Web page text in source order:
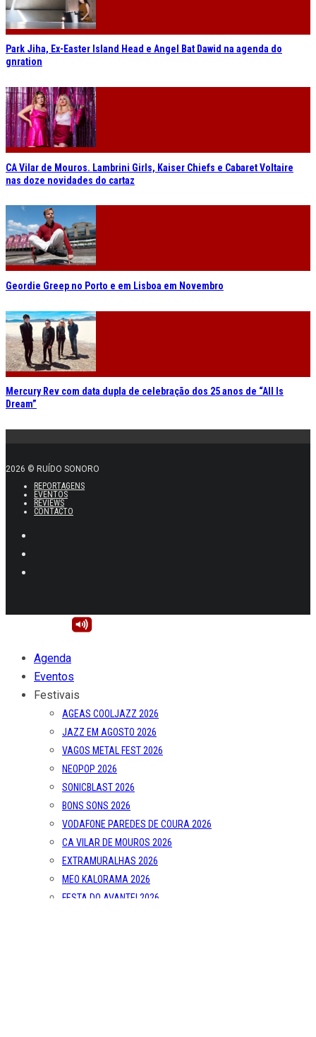
Park Jiha, Ex-Easter Island Head e Angel Bat Dawid na agenda do
gnration
CA Vilar de Mouros. Lambrini Girls, Kaiser Chiefs e Cabaret Voltaire
nas doze novidades do cartaz
Geordie Greep no Porto e em Lisboa em Novembro
Mercury Rev com data dupla de celebração dos 25 anos de “All Is
Dream”
2026 © RUÍDO SONORO
REPORTAGENS
EVENTOS
REVIEWS
CONTACTO
Agenda
Eventos
Festivais
AGEAS COOLJAZZ 2026
JAZZ EM AGOSTO 2026
VAGOS METAL FEST 2026
NEOPOP 2026
SONICBLAST 2026
BONS SONS 2026
VODAFONE PAREDES DE COURA 2026
CA VILAR DE MOUROS 2026
EXTRAMURALHAS 2026
MEO KALORAMA 2026
FESTA DO AVANTE! 2026